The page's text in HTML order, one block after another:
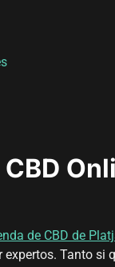
de CBD de
Tanto si